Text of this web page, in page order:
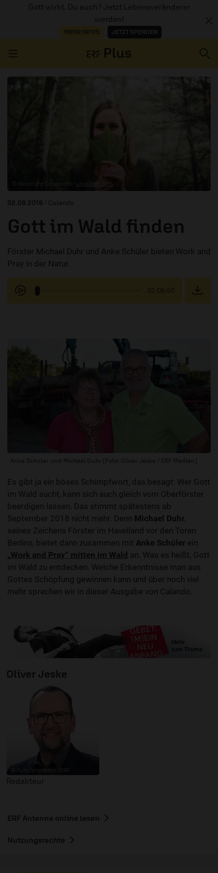
Gott wirkt. Du auch? Jetzt Lebensveränderer
werden!
MEHR INFOS JETZT SPENDEN
02.08.2018 / Calando
Gott im Wald finden
Förster Michael Duhr und Anke Schüler bieten Work and
Pray in der Natur.
01:05:50
Anke Schüler und Michael Duhr (Foto: Oliver Jeske / ERF Medien)
Es gibt ja ein böses Schimpfwort, das besagt: Wer Gott
im Wald sucht, kann sich auch gleich vom Oberförster
beerdigen lassen. Das stimmt spätestens ab
September 2018 nicht mehr. Denn Michael Duhr,
seines Zeichens Förster im Havelland vor den Toren
Berlins, bietet dann zusammen mit Anke Schüler ein
„Work and Pray“ mitten im Wald an. Was es heißt, Gott
im Wald zu entdecken. Welche Erkenntnisse man aus
Gottes Schöpfung gewinnen kann und über noch viel
mehr sprechen wir in dieser Ausgabe von Calando.
Oliver Jeske
Redakteur
ERF Antenne online lesen
Nutzungsrechte